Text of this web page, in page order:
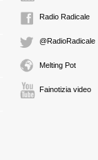
Radio Radicale
@RadioRadicale
Melting Pot
Fainotizia video